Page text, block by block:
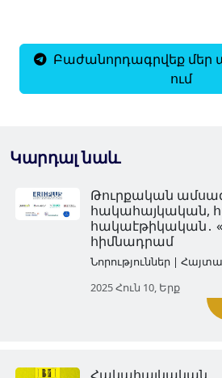
Կարդալ նաև
Բաժանորդագրվեք մեր
ում